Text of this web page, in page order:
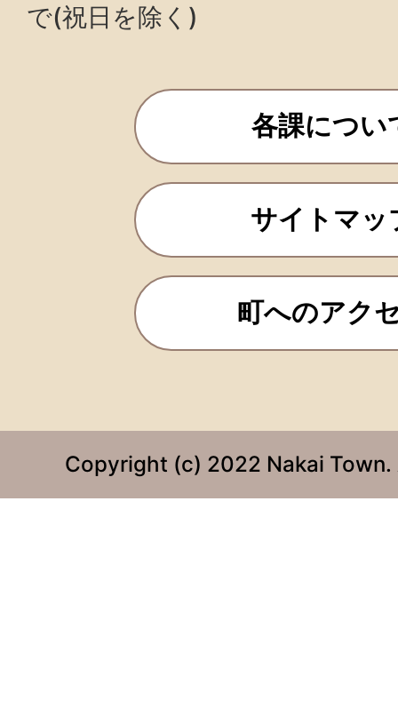
で(祝日を除く)
各課につい
サイトマッ
町へのアク
Copyright (c) 2022 Nakai Town.